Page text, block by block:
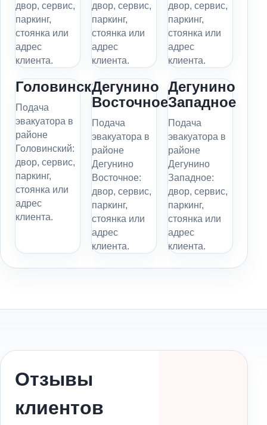
двор, сервис,
паркинг,
стоянка или
адрес
клиента.
двор, сервис,
паркинг,
стоянка или
адрес
клиента.
двор, сервис,
паркинг,
стоянка или
адрес
клиента.
Головинский
Подача
эвакуатора в
районе
Головинский:
двор, сервис,
паркинг,
стоянка или
адрес
клиента.
Дегунино
Восточное
Подача
эвакуатора в
районе
Дегунино
Восточное:
двор, сервис,
паркинг,
стоянка или
адрес
клиента.
Дегунино
Западное
Подача
эвакуатора в
районе
Дегунино
Западное:
двор, сервис,
паркинг,
стоянка или
адрес
клиента.
Отзывы
клиентов